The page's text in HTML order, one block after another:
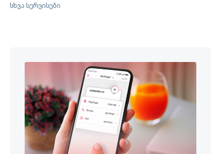
სხვა სერვისები